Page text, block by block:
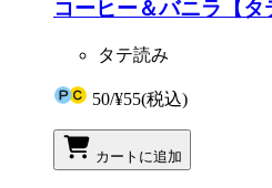
コーヒー＆バニラ【タ
タテ読み
50/¥55(税込)
カートに追加